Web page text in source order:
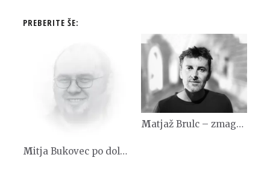
PREBERITE ŠE:
Mitja Bukovec po dolgem času spet pesnik
Matjaž Brulc – zmagovalec Goginega literarnega natečaja